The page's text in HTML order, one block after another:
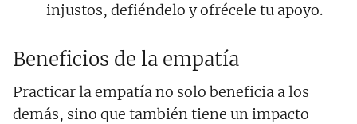
injustos, defiéndelo y ofrécele tu apoyo.
Beneficios de la empatía
Practicar la empatía no solo beneficia a los
demás, sino que también tiene un impacto